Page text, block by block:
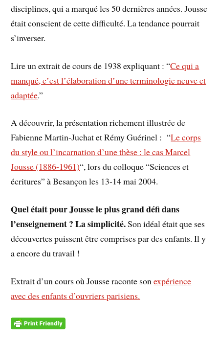
disciplines, qui a marqué les 50 dernières années. Jousse
était conscient de cette difficulté. La tendance pourrait
s’inverser.
Lire un extrait de cours de 1938 expliquant : “Ce qui a
manqué, c’est l’élaboration d’une terminologie neuve et
adaptée.”
A découvrir, la présentation richement illustrée de
Fabienne Martin-Juchat et Rémy Guérinel : “Le corps
du style ou l’incarnation d’une thèse : le cas Marcel
Jousse (1886-1961)“, lors du colloque “Sciences et
écritures” à Besançon les 13-14 mai 2004.
Quel était pour Jousse le plus grand défi dans
l’enseignement ? La simplicité.Son idéal était que ses
découvertes puissent être comprises par des enfants. Il y
a encore du travail !
Extrait d’un cours où Jousse raconte sonexpérience
avec des enfants d’ouvriers parisiens.